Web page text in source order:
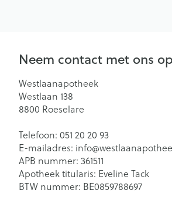
Neem contact met ons op
Westlaanapotheek
Westlaan 138
8800 Roeselare
Telefoon: 051 20 20 93
E-mailadres: info@
APB nummer: 361511
Apotheek titularis: Eveline Tack
BTW nummer: BE0859788697